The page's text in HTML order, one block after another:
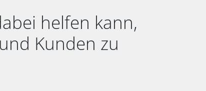
helfen kann,
Kunden zu